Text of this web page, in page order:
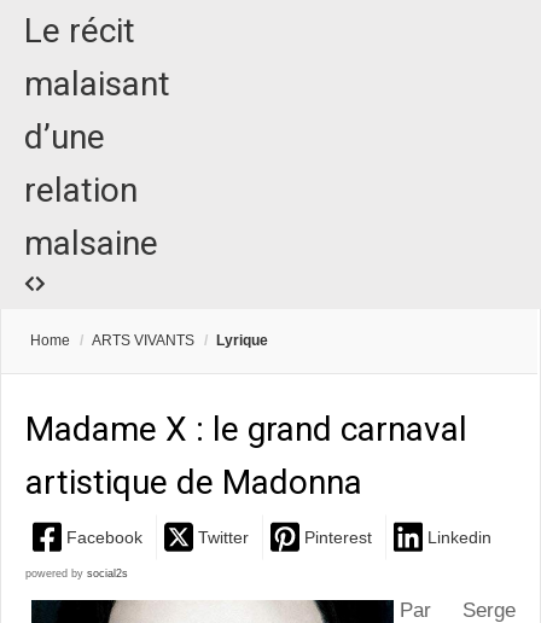
Le récit
malaisant
d’une
relation
malsaine
Home / ARTS VIVANTS / Lyrique
Madame X : le grand carnaval
artistique de Madonna
Facebook Twitter Pinterest Linkedin
powered by social2s
Par Serge